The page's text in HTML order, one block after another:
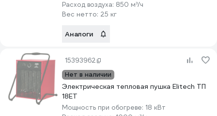
Расход воздуха: 850 м³/ч
Вес нетто: 25 кг
Аналоги
15393962
Нет в наличии
Электрическая тепловая пушка Elitech ТП
18ЕТ
Мощность при обогреве: 18 кВт